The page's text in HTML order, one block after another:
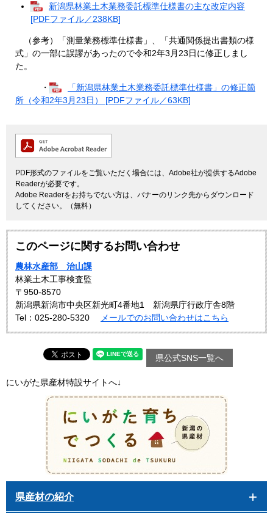
新潟県林業土木業務委託標準仕様書の主な改定内容
[PDFファイル／238KB]
（参考）「測量業務標準仕様書」、「共通関係提出書類の様
式」の一部に誤謬があったので令和2年3月23日に修正しまし
た。
・
「新潟県林業土木業務委託標準仕様書」の修正箇
所（令和2年3月23日） [PDFファイル／63KB]
PDF形式のファイルをご覧いただく場合には、Adobe社が提供するAdobe
Readerが必要です。
Adobe Readerをお持ちでない方は、バナーのリンク先からダウンロード
してください。（無料）
このページに関するお問い合わせ
農林水産部 治山課
林業土木工事検査監
〒950-8570
新潟県新潟市中央区新光町4番地1 新潟県庁行政庁舎8階
Tel：025-280-5320
メールでのお問い合わせはこちら
県公式SNS一覧へ
にいがた県産材特設サイトへ↓
県産材の紹介